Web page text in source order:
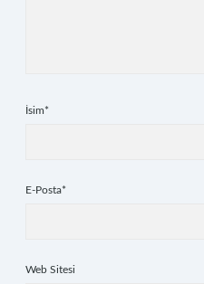
İsim*
E-Posta*
Web Sitesi